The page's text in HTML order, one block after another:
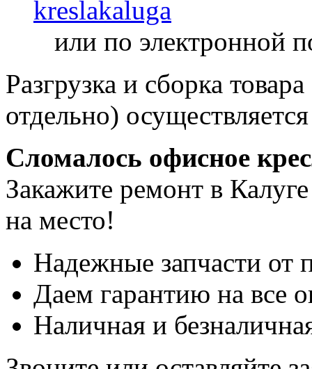
kreslakaluga
или по электронной
Разгрузка и сборка
отдельно)
Сломалось офисное
Закажите ремонт в
на место!
Надежные запчасти от
Даем гарантию на все
Наличная и